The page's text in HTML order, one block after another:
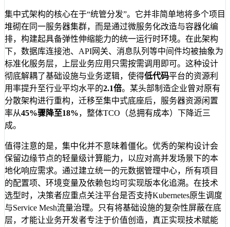
集中式架构的核心在于“统管分发”。它并非简单地将多个项目
堆砌在同一服务器集群，而是通过微服务化改造与容器化编
排，构建起具备弹性伸缩能力的统一运行时环境。在此架构
下，数据库连接池、API网关、消息队列等中间件均被抽象为
标准化服务层，上层业务应用只需按需调用即可。这种设计
彻底解耦了基础设施与业务逻辑，使得低代码平台的资源利
用率提升至行业平均水平的2.1倍。某头部制造企业曾对原有
分散架构进行重构，迁移至集中式底座后，服务器资源闲置
率从45%骤降至18%，整体TCO（总拥有成本）下降近三
成。
值得注意的是，集中化并不意味着僵化。优秀的架构设计会
保留边缘节点的轻量级计算能力，以应对高并发场景下的本
地化响应需求。通过建立统一的元数据管理中心，所有项目
的配置项、环境变量及依赖包均可实现版本化追溯。在技术
选型时，决策者应重点关注平台是否支持Kubernetes原生调度
与Service Mesh流量治理。只有将基础设施的复杂性屏蔽在底
层，才能让业务开发者专注于价值创造，真正实现技术赋能